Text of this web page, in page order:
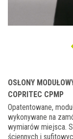
OSŁONY
COPRITEC CPMP
Opatentowane,
wykonywane na
wymiarów miejsca.
ściennych i